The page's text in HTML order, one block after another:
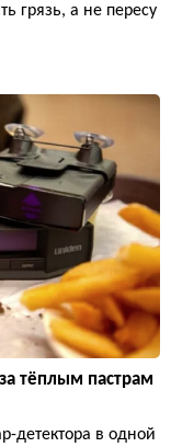
грязь, а не пересу
тёплым пастрам
детектора в одной